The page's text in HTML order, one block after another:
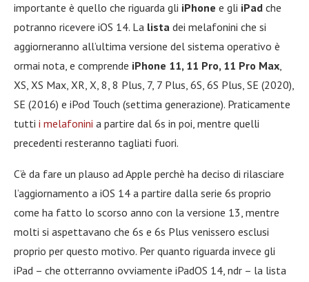
importante è quello che riguarda gli iPhone e gli iPad che
potranno ricevere iOS 14. La lista dei melafonini che si
aggiorneranno all’ultima versione del sistema operativo è
ormai nota, e comprende iPhone 11, 11 Pro, 11 Pro Max,
XS, XS Max, XR, X, 8, 8 Plus, 7, 7 Plus, 6S, 6S Plus, SE (2020),
SE (2016) e iPod Touch (settima generazione). Praticamente
tutti i melafonini a partire dal 6s in poi, mentre quelli
precedenti resteranno tagliati fuori.
C’è da fare un plauso ad Apple perchè ha deciso di rilasciare
l’aggiornamento a iOS 14 a partire dalla serie 6s proprio
come ha fatto lo scorso anno con la versione 13, mentre
molti si aspettavano che 6s e 6s Plus venissero esclusi
proprio per questo motivo. Per quanto riguarda invece gli
iPad – che otterranno ovviamente iPadOS 14, ndr – la lista